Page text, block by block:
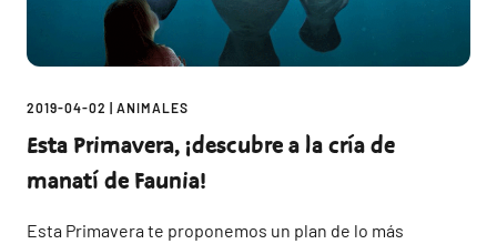
2019-04-02 ANIMALES
Esta Primavera, ¡descubre a la cría de
manatí de Faunia!
Esta Primavera te proponemos un plan de lo más